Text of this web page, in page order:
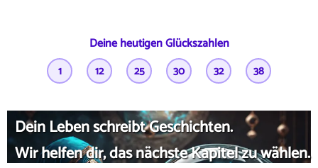
Deine heutigen Glückszahlen
1 12 25 30 32 38
Dein Leben schreibt Geschichten.
Wir helfen dir, das nächste Kapitel zu wählen.